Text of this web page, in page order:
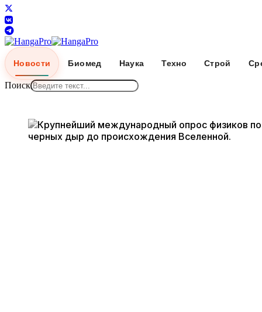
Новости Биомед Наука Техно Строй
Поиск